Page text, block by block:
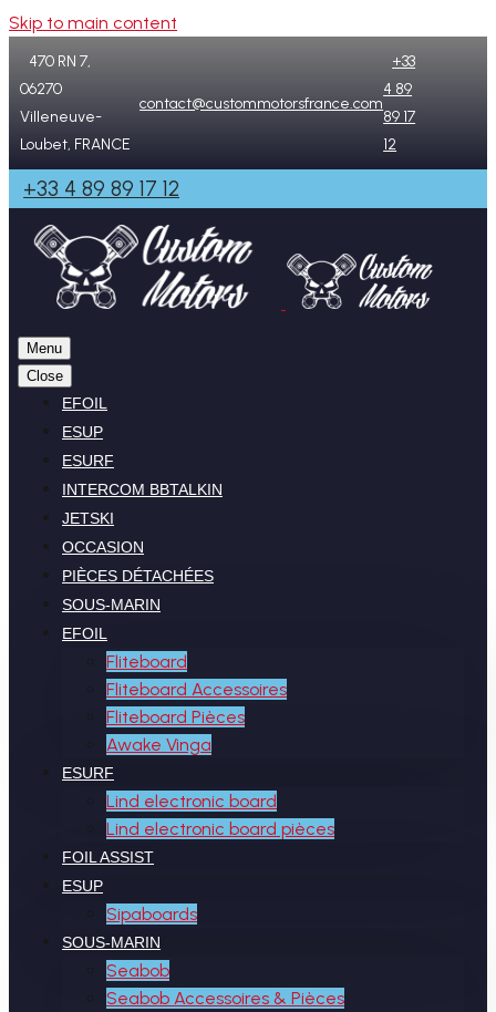
Skip to main content
470 RN 7,
06270
Villeneuve-
Loubet, FRANCE
contact@custommotorsfrance.com
+33
4 89
89 17
12
+33 4 89 89 17 12
Menu
Close
EFOIL
ESUP
ESURF
INTERCOM BBTALKIN
JETSKI
OCCASION
PIÈCES DÉTACHÉES
SOUS-MARIN
EFOIL
Fliteboard
Fliteboard Accessoires
Fliteboard Pièces
Awake Vinga
ESURF
Lind electronic board
Lind electronic board pièces
FOIL ASSIST
ESUP
Sipaboards
SOUS-MARIN
Seabob
Seabob Accessoires & Pièces